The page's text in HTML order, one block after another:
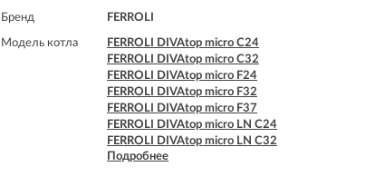
FERROLI DIVAtech F24 D
FERROLI DIVAtech F32 D
FERROLI DIVAtop F24
FERROLI DIVAtop F32
FERROLI DIVAtop F37
FERROLI DIVAtop HF24
FERROLI DIVAtop HF32
FERROLI DIVAtop Low Nox F24
FERROLI DIVAtop Low Nox F32
Бренд FERROLI
Модель котла
FERROLI DIVAtop micro C24
FERROLI DIVAtop micro C32
FERROLI DIVAtop micro F24
FERROLI DIVAtop micro F32
FERROLI DIVAtop micro F37
FERROLI DIVAtop micro LN C24
FERROLI DIVAtop micro LN C32
FERROLI DIVAtop micro LN F24
Подробнее